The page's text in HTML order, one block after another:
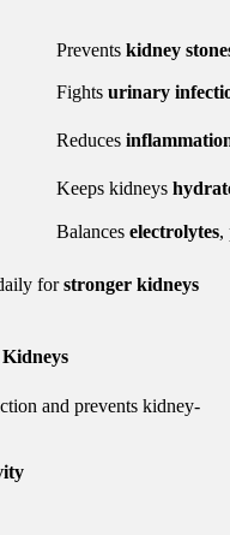
Prevents kidney
Fights urinary
Reduces
Keeps kidneys
Balances electrolytes,
forstronger kidneys
and prevents kidney-